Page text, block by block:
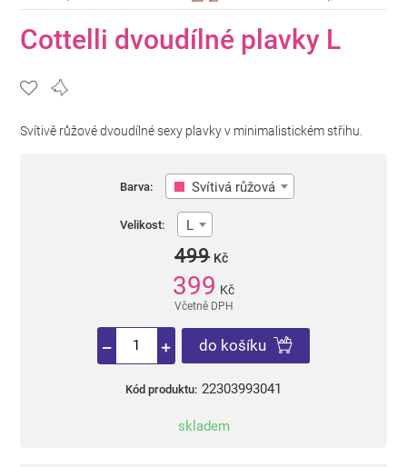
Cottelli dvoudílné plavky L
Svítivě růžové dvoudílné sexy plavky v minimalistickém střihu.
Barva: Svítivá růžová
Velikost: L
499 Kč
399 Kč
Včetně DPH
do košíku
Kód produktu: 22303993041
skladem